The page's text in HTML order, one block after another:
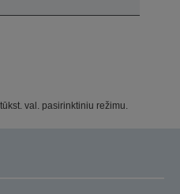
val. pasirinktiniu režimu.